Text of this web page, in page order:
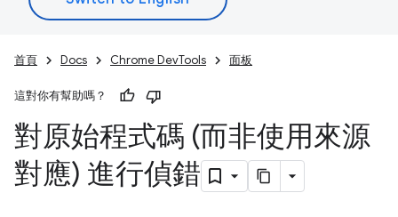
首頁 Docs Chrome DevTools 面板
這對你有幫助嗎？
對原始程式碼 (而非使用來源
對應) 進行偵錯